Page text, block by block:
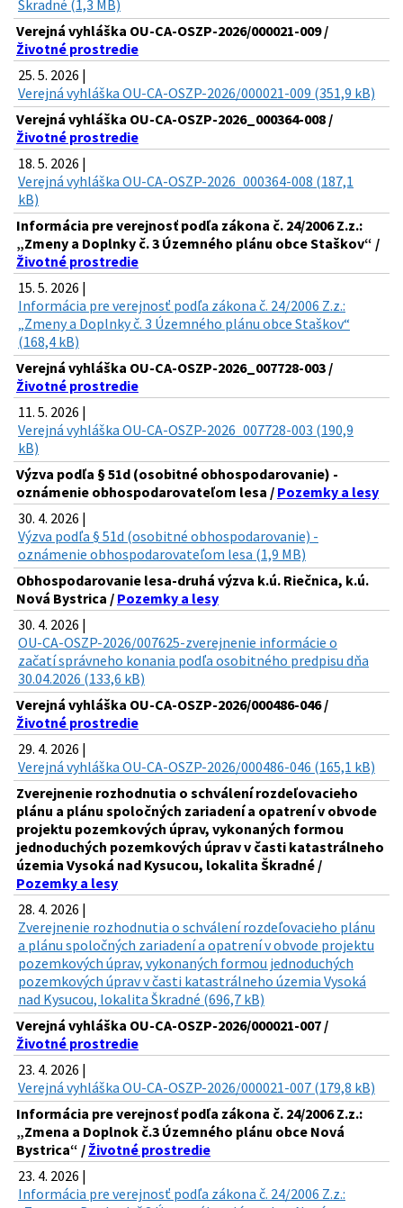
Škradné (1,3 MB)
Verejná vyhláška OU-CA-OSZP-2026/000021-009 /
Životné prostredie
25. 5. 2026 |
Verejná vyhláška OU-CA-OSZP-2026/000021-009 (351,9 kB)
Verejná vyhláška OU-CA-OSZP-2026_000364-008 /
Životné prostredie
18. 5. 2026 |
Verejná vyhláška OU-CA-OSZP-2026_000364-008 (187,1
kB)
Informácia pre verejnosť podľa zákona č. 24/2006 Z.z.:
„Zmeny a Doplnky č. 3 Územného plánu obce Staškov“ /
Životné prostredie
15. 5. 2026 |
Informácia pre verejnosť podľa zákona č. 24/2006 Z.z.:
„Zmeny a Doplnky č. 3 Územného plánu obce Staškov“
(168,4 kB)
Verejná vyhláška OU-CA-OSZP-2026_007728-003 /
Životné prostredie
11. 5. 2026 |
Verejná vyhláška OU-CA-OSZP-2026_007728-003 (190,9
kB)
Výzva podľa § 51d (osobitné obhospodarovanie) -
oznámenie obhospodarovateľom lesa / Pozemky a lesy
30. 4. 2026 |
Výzva podľa § 51d (osobitné obhospodarovanie) -
oznámenie obhospodarovateľom lesa (1,9 MB)
Obhospodarovanie lesa-druhá výzva k.ú. Riečnica, k.ú.
Nová Bystrica / Pozemky a lesy
30. 4. 2026 |
OU-CA-OSZP-2026/007625-zverejnenie informácie o
začatí správneho konania podľa osobitného predpisu dňa
30.04.2026 (133,6 kB)
Verejná vyhláška OU-CA-OSZP-2026/000486-046 /
Životné prostredie
29. 4. 2026 |
Verejná vyhláška OU-CA-OSZP-2026/000486-046 (165,1 kB)
Zverejnenie rozhodnutia o schválení rozdeľovacieho
plánu a plánu spoločných zariadení a opatrení v obvode
projektu pozemkových úprav, vykonaných formou
jednoduchých pozemkových úprav v časti katastrálneho
územia Vysoká nad Kysucou, lokalita Škradné /
Pozemky a lesy
28. 4. 2026 |
Zverejnenie rozhodnutia o schválení rozdeľovacieho plánu
a plánu spoločných zariadení a opatrení v obvode projektu
pozemkových úprav, vykonaných formou jednoduchých
pozemkových úprav v časti katastrálneho územia Vysoká
nad Kysucou, lokalita Škradné (696,7 kB)
Verejná vyhláška OU-CA-OSZP-2026/000021-007 /
Životné prostredie
23. 4. 2026 |
Verejná vyhláška OU-CA-OSZP-2026/000021-007 (179,8 kB)
Informácia pre verejnosť podľa zákona č. 24/2006 Z.z.:
„Zmena a Doplnok č.3 Územného plánu obce Nová
Bystrica“ / Životné prostredie
23. 4. 2026 |
Informácia pre verejnosť podľa zákona č. 24/2006 Z.z.: